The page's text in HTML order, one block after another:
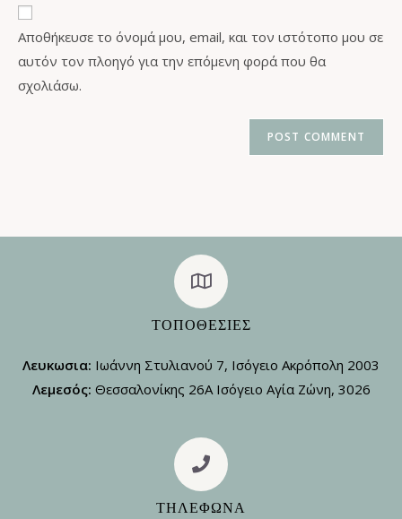
Αποθήκευσε το όνομά μου, email, και τον ιστότοπο μου σε
αυτόν τον πλοηγό για την επόμενη φορά που θα
σχολιάσω.
ΤΟΠΟΘΕΣΊΕΣ
Λευκωσια: Ιωάννη Στυλιανού 7, Ισόγειο Ακρόπολη 2003
Λεμεσός: Θεσσαλονίκης 26Α Ισόγειο Αγία Ζώνη, 3026
ΤΗΛΕΦΩΝΑ